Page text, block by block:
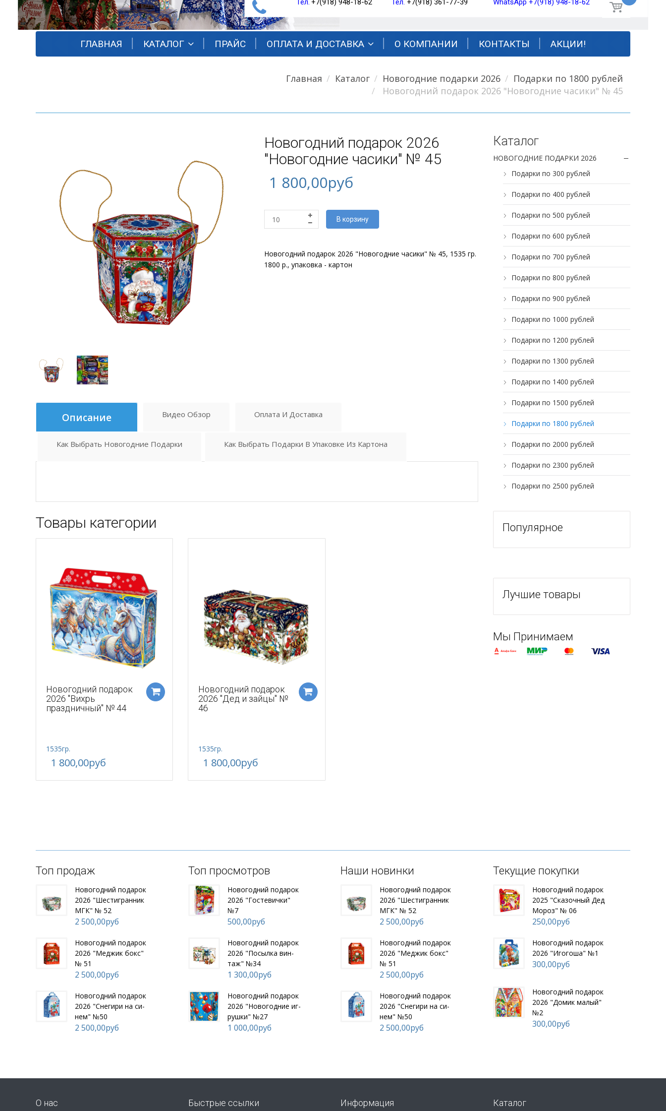
Тел. +7(918) 948-18-62 Тел. +7(918) 361-77-39 WhatsApp +7(918) 948-18-62
ГЛАВНАЯ КАТАЛОГ ПРАЙС ОПЛАТА И ДОСТАВКА О КОМПАНИИ КОНТАКТЫ АКЦИИ!
Главная Каталог Новогодние подарки 2026
Подарки по 1800 рублей
Новогодний подарок 2026 "Новогодние часики" № 45
Новогодний подарок 2026
"Новогодние часики" № 45
1 800,00руб
В корзину
Новогодний подарок 2026 "Новогодние часики" № 45, 1535 гр.
1800 р., упаковка - картон
Описание Видео Обзор Оплата И Доставка
Как Выбрать Новогодние Подарки Как Выбрать Подарки В Упаковке Из Картона
Товары категории
Новогодний подарок
2026 "Вихрь
праздничный" № 44
1535гр.
1 800,00руб
Новогодний подарок
2026 "Дед и зайцы" №
46
1535гр.
1 800,00руб
Каталог
НОВОГОДНИЕ ПОДАРКИ 2026
Подарки по 300 рублей
Подарки по 400 рублей
Подарки по 500 рублей
Подарки по 600 рублей
Подарки по 700 рублей
Подарки по 800 рублей
Подарки по 900 рублей
Подарки по 1000 рублей
Подарки по 1200 рублей
Подарки по 1300 рублей
Подарки по 1400 рублей
Подарки по 1500 рублей
Подарки по 1800 рублей
Подарки по 2000 рублей
Подарки по 2300 рублей
Подарки по 2500 рублей
Популярное
Лучшие товары
Мы Принимаем
Топ продаж
Но­вогод­ний по­дарок
2026 "Шес­тигран­ник
МГК" № 52
2 500,00руб
Но­вогод­ний по­дарок
2026 "Мед­жик бокс"
№ 51
2 500,00руб
Но­вогод­ний по­дарок
2026 "Сне­гири на си­
нем" №50
2 500,00руб
Топ просмотров
Но­вогод­ний по­дарок
2026 "Гос­те­вич­ки"
№7
500,00руб
Но­вогод­ний по­дарок
2026 "По­сыл­ка вин­
таж" №34
1 300,00руб
Но­вогод­ний по­дарок
2026 "Но­вогод­ние иг­
рушки" №27
1 000,00руб
Наши новинки
Но­вогод­ний по­дарок
2026 "Шес­тигран­ник
МГК" № 52
2 500,00руб
Но­вогод­ний по­дарок
2026 "Мед­жик бокс"
№ 51
2 500,00руб
Но­вогод­ний по­дарок
2026 "Сне­гири на си­
нем" №50
2 500,00руб
Текущие покупки
Но­вогод­ний по­дарок
2025 "Ска­зоч­ный Дед
Мо­роз" № 06
250,00руб
Но­вогод­ний по­дарок
2026 "Иго­гоша" №1
300,00руб
Но­вогод­ний по­дарок
2026 "До­мик ма­лый"
№2
300,00руб
О нас Быстрые ссылки Информация Каталог